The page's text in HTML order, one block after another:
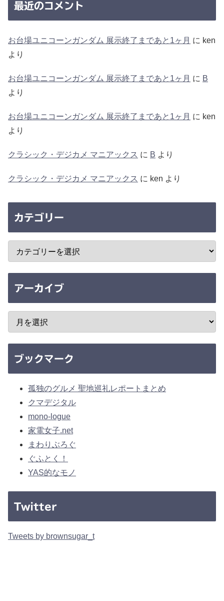
最近のコメント
お台場ユニコーンガンダム 展示終了まであと1ヶ月 に ken
より
お台場ユニコーンガンダム 展示終了まであと1ヶ月 に B
より
お台場ユニコーンガンダム 展示終了まであと1ヶ月 に ken
より
クラシック・デジカメ マニアックス に B より
クラシック・デジカメ マニアックス に ken より
カテゴリー
アーカイブ
ブックマーク
孤独のグルメ 聖地巡礼レポートまとめ
クマデジタル
mono-logue
家電女子.net
まわりぶろぐ
ぐふとく！
YAS的なモノ
Twitter
Tweets by brownsugar_t